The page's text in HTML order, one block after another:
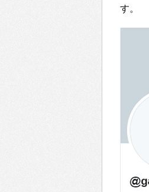
す。